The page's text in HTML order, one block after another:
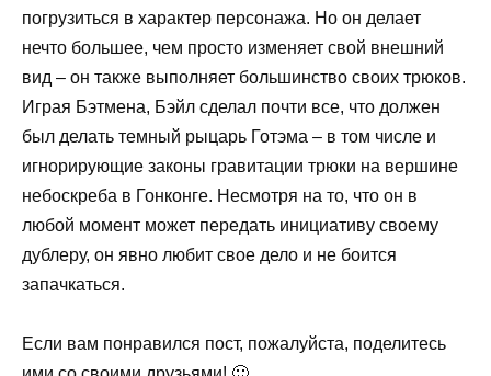
погрузиться в характер персонажа. Но он делает
нечто большее, чем просто изменяет свой внешний
вид – он также выполняет большинство своих трюков.
Играя Бэтмена, Бэйл сделал почти все, что должен
был делать темный рыцарь Готэма – в том числе и
игнорирующие законы гравитации трюки на вершине
небоскреба в Гонконге. Несмотря на то, что он в
любой момент может передать инициативу своему
дублеру, он явно любит свое дело и не боится
запачкаться.
Если вам понравился пост, пожалуйста, поделитесь